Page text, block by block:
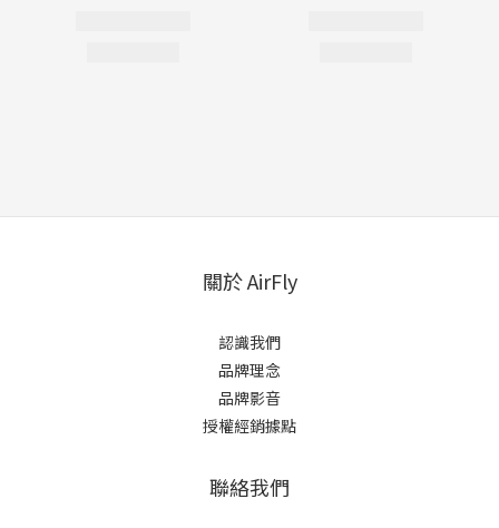
關於 AirFly
認識我們
品牌理念
品牌影音
授權經銷據點
聯絡我們